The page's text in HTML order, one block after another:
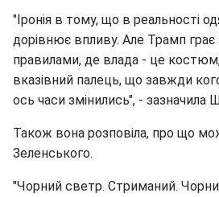
"Іронія в тому, що в реальності
дорівнює впливу. Але Трамп
правилами, де влада - це костюм,
вказівний палець, що завжди
ось часи змінились", - зазначила
Також вона розповіла, про що
Зеленського.
"Чорний светр. Стриманий.